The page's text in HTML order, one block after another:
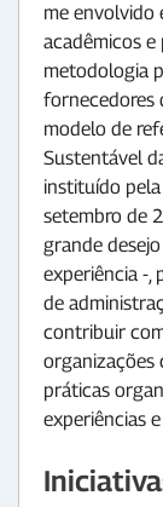
me envolvido
acadêmicos e
metodologia
fornecedores
modelo de
Sustentável
instituído
setembro de
grande
experiência -,
de
contribuir
organizações
práticas
experiências